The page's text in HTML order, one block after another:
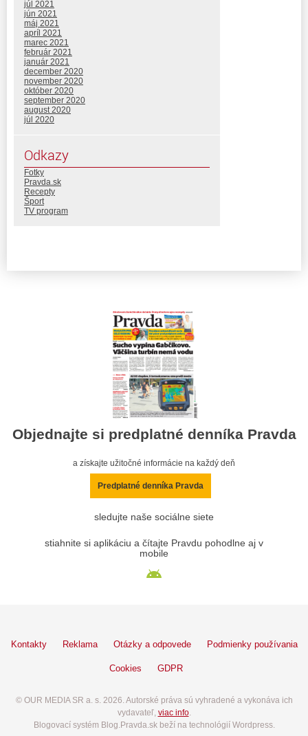
júl 2021
jún 2021
máj 2021
apríl 2021
marec 2021
február 2021
január 2021
december 2020
november 2020
október 2020
september 2020
august 2020
júl 2020
Odkazy
Fotky
Pravda.sk
Recepty
Šport
TV program
Objednajte si predplatné denníka Pravda
a získajte užitočné informácie na každý deň
Predplatné denníka Pravda
sledujte naše sociálne siete
stiahnite si aplikáciu a čítajte Pravdu pohodlne aj v
mobile
Kontakty Reklama Otázky a odpovede Podmienky používania
Cookies GDPR
© OUR MEDIA SR a. s. 2026. Autorské práva sú vyhradené a vykonáva ich
vydavateľ, viac info.
Blogovací systém Blog.Pravda.sk beží na technológií Wordpress.